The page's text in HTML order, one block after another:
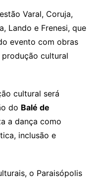
Varal, Coruja,
Lando e Frenesi, que
evento com obras
cultural
cultural será
do Balé de
a dança como
inclusão e
o Paraisópolis